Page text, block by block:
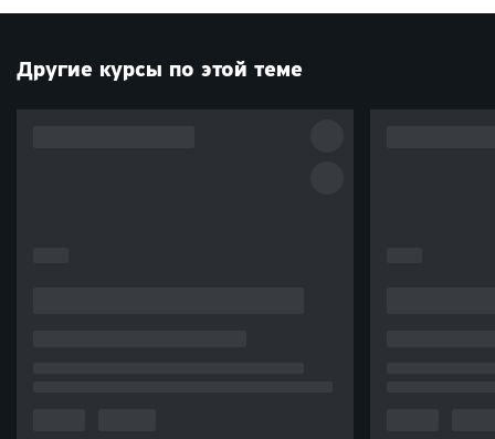
Другие курсы по этой теме